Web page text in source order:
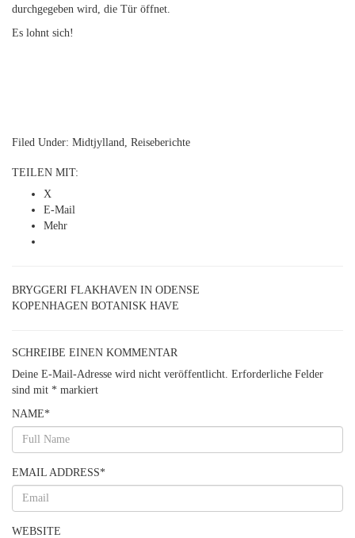
durchgegeben wird, die Tür öffnet.
Es lohnt sich!
Filed Under: Midtjylland Reiseberichte
TEILEN MIT:
X
E-Mail
Mehr
BRYGGERI FLAKHAVEN IN ODENSE
KOPENHAGEN BOTANISK HAVE
SCHREIBE EINEN KOMMENTAR
Deine E-Mail-Adresse wird nicht veröffentlicht. Erforderliche Felder
sind mit * markiert
NAME*
EMAIL ADDRESS*
WEBSITE